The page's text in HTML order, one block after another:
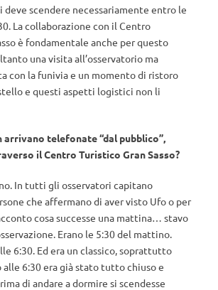
deve scendere necessariamente entro le
La collaborazione con il Centro
è fondamentale anche per questo
una visita all’osservatorio ma
con la funivia e un momento di ristoro
e questi aspetti logistici non li
arrivano telefonate “dal pubblico”,
il Centro Turistico Gran Sasso?
In tutti gli osservatori capitano
che affermano di aver visto Ufo o per
cosa successe una mattina… stavo
Erano le 5:30 del mattino.
6:30. Ed era un classico, soprattutto
alle 6:30 era già stato tutto chiuso e
di andare a dormire si scendesse